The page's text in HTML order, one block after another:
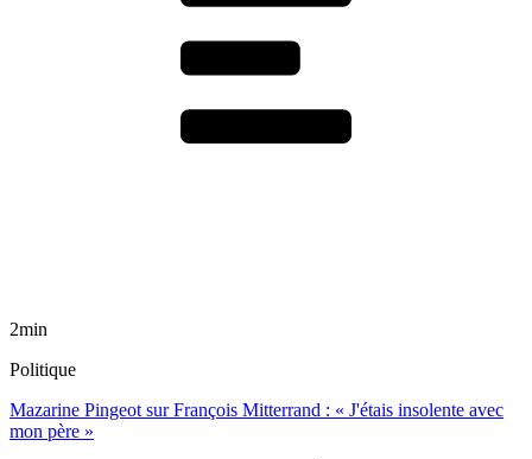
2min
Politique
Mazarine Pingeot sur François Mitterrand : « J'étais insolente avec
mon père »